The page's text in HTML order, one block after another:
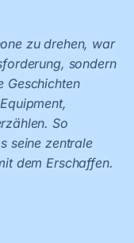
zu drehen, war
sondern
Geschichten
So
seine zentrale
dem Erschaffen.